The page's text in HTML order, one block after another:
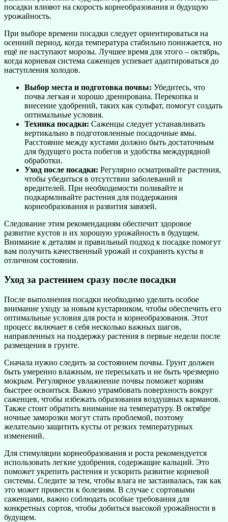
посадки влияют на скорость корнеобразования и будущую
урожайность.
При выборе времени посадки следует ориентироваться на
осенний период, когда температура стабильно понижается, но
ещё не наступают морозы. Лучшее время для этого – октябрь,
когда корневая система саженцев успевает адаптироваться до
наступления холодов.
Выбор места и подготовка почвы: Убедитесь, что
почва легкая и хорошо дренирована. Перекопка и
внесение удобрений, таких как сульфат, помогут создать
оптимальные условия.
Техника посадки: Саженцы следует устанавливать
вертикально в подготовленные посадочные ямы.
Расстояние между кустами должно быть достаточным
для будущего роста побегов и удобства междурядной
обработки.
Уход после посадки: Регулярно осматривайте растения,
чтобы убедиться в отсутствии заболеваний и
вредителей. При необходимости поливайте и
подкармливайте растения для поддержания
корнеобразования и развития завязей.
Следование этим рекомендациям обеспечит здоровое
развитие кустов и их хорошую урожайность в будущем.
Внимание к деталям и правильный подход к посадке помогут
вам получить качественный урожай и сохранить кусты в
отличном состоянии.
Уход за растением сразу после посадки
После выполнения посадки необходимо уделить особое
внимание уходу за новым кустарником, чтобы обеспечить его
оптимальные условия для роста и корнеобразования. Этот
процесс включает в себя несколько важных шагов,
направленных на поддержку растения в первые недели после
размещения в грунте.
Сначала нужно следить за состоянием почвы. Грунт должен
быть умеренно влажным, не пересыхать и не быть чрезмерно
мокрым. Регулярное увлажнение почвы поможет корням
быстрее освоиться. Важно утрамбовать поверхность вокруг
саженцев, чтобы избежать образования воздушных карманов.
Также стоит обратить внимание на температуру. В октябре
ночные заморозки могут стать проблемой, поэтому
желательно защитить кусты от резких температурных
изменений.
Для стимуляции корнеобразования и роста рекомендуется
использовать легкие удобрения, содержащие кальций. Это
поможет укрепить растения и ускорить развитие корневой
системы. Следите за тем, чтобы влага не застаивалась, так как
это может привести к болезням. В случае с сортовыми
саженцами, важно соблюдать особые требования для
конкретных сортов, чтобы добиться высокой урожайности в
будущем.